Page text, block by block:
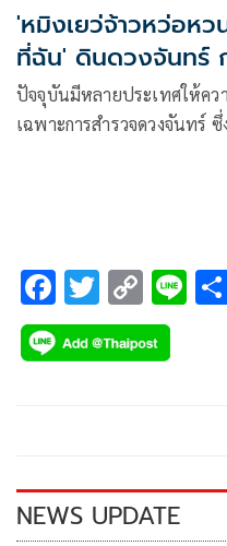
'หมิงเยว่จ้าวหว่อห
ที่ฉัน' ดินดวงจันทร์
หายไป
ปัจจุบันมีหลายประเทศให้คว
เฉพาะการสำรวจดวงจันทร์
F
ac
e
k
T
wi
tt
C
o
p
k
Li
NEWS UPDATE